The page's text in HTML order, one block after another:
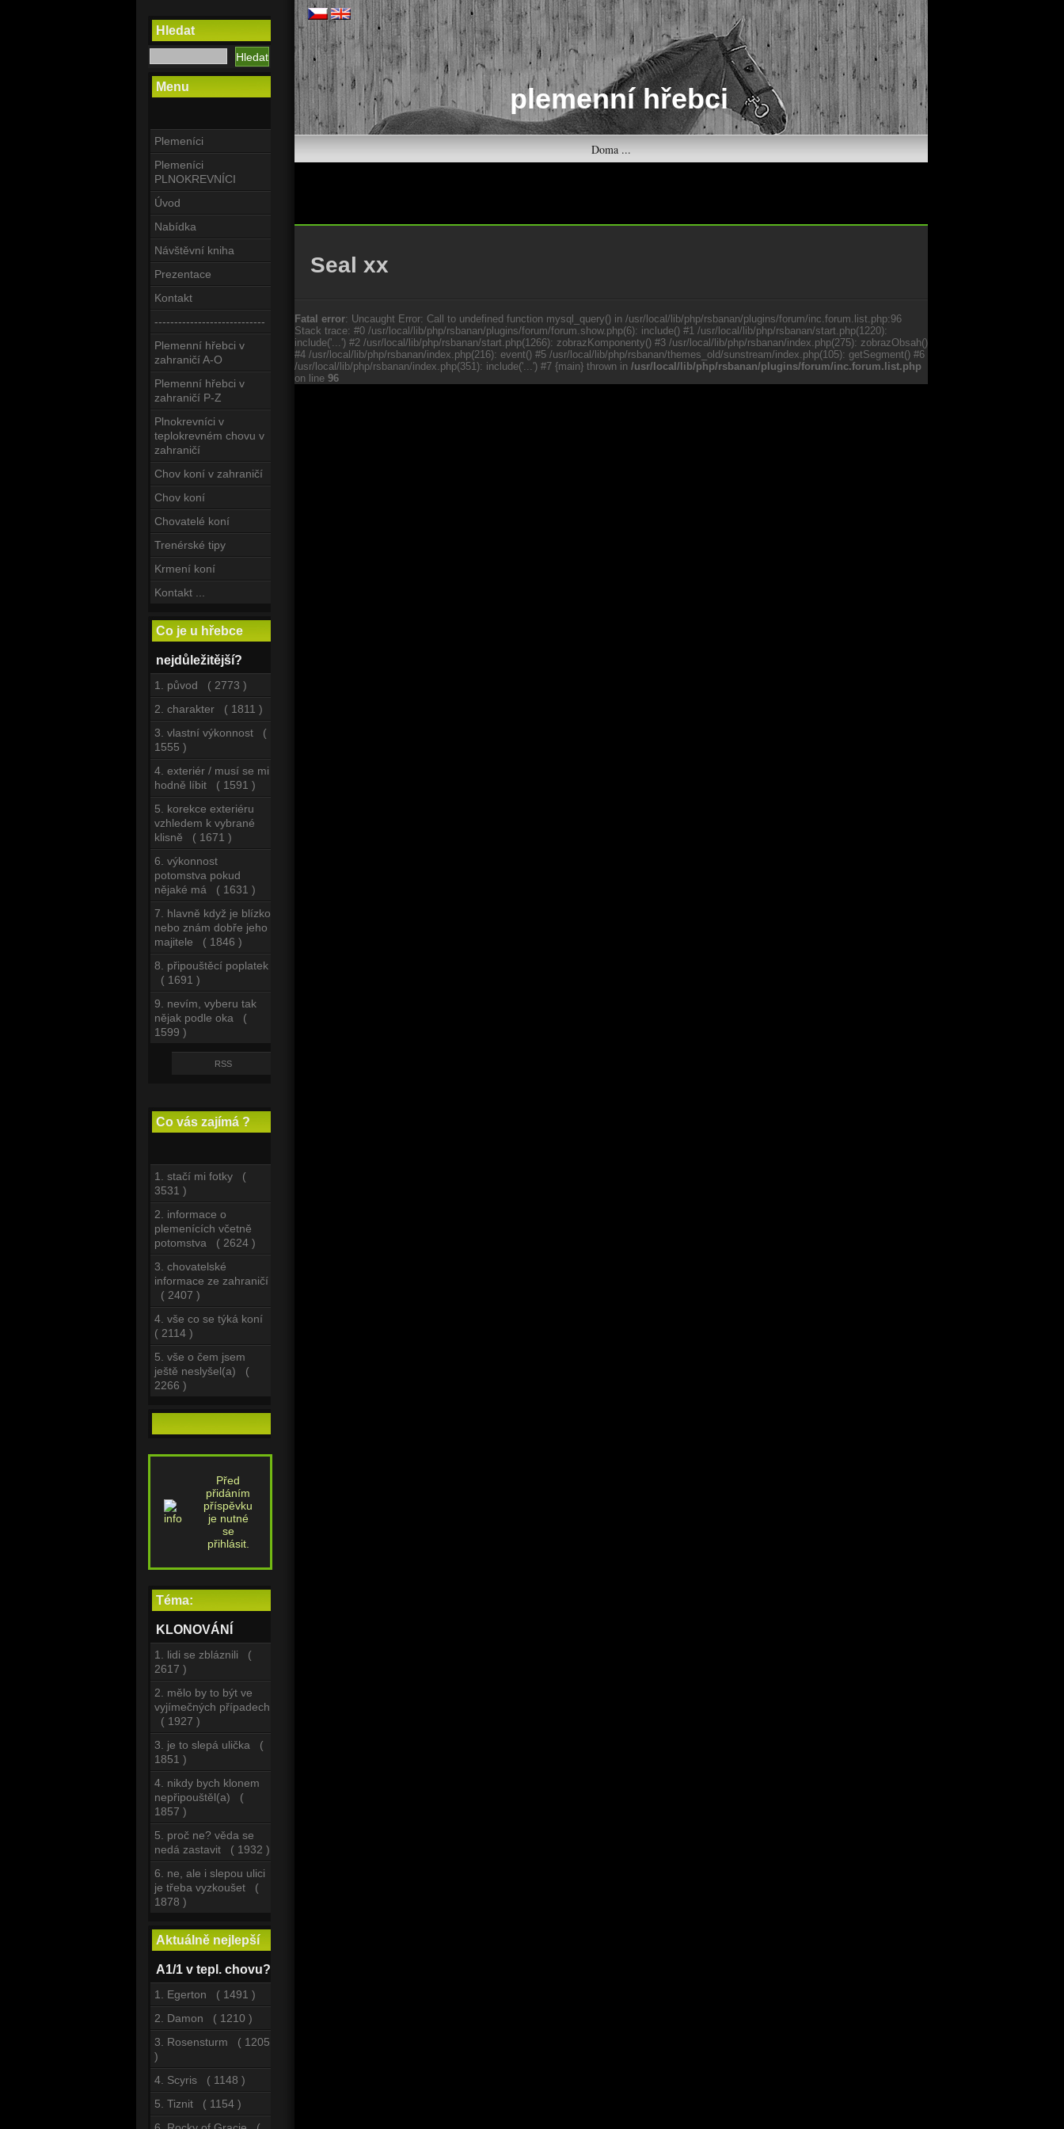
plemenní hřebci
Doma ...
Hledat
Menu
Plemeníci
Plemeníci
PLNOKREVNÍCI
Úvod
Nabídka
Návštěvní kniha
Prezentace
Kontakt
----------------------------
Plemenní hřebci v
zahraničí A-O
Plemenní hřebci v
zahraničí P-Z
Plnokrevníci v
teplokrevném chovu v
zahraničí
Chov koní v zahraničí
Chov koní
Chovatelé koní
Trenérské tipy
Krmení koní
Kontakt ...
Co je u hřebce
nejdůležitější?
1. původ ( 2773 )
2. charakter ( 1811 )
3. vlastní výkonnost (
1555 )
4. exteriér / musí se mi
hodně líbit ( 1591 )
5. korekce exteriéru
vzhledem k vybrané
klisně ( 1671 )
6. výkonnost
potomstva pokud
nějaké má ( 1631 )
7. hlavně když je blízko
nebo znám dobře jeho
majitele ( 1846 )
8. připouštěcí poplatek
( 1691 )
9. nevím, vyberu tak
nějak podle oka (
1599 )
RSS
Co vás zajímá ?
1. stačí mi fotky (
3531 )
2. informace o
plemenících včetně
potomstva ( 2624 )
3. chovatelské
informace ze zahraničí
( 2407 )
4. vše co se týká koní
( 2114 )
5. vše o čem jsem
ještě neslyšel(a) (
2266 )
Před
přidáním
příspěvku
je nutné
se
přihlásit.
Téma:
KLONOVÁNÍ
1. lidi se zbláznili (
2617 )
2. mělo by to být ve
vyjímečných případech
( 1927 )
3. je to slepá ulička (
1851 )
4. nikdy bych klonem
nepřipouštěl(a) (
1857 )
5. proč ne? věda se
nedá zastavit ( 1932 )
6. ne, ale i slepou ulici
je třeba vyzkoušet (
1878 )
Aktuálně nejlepší
A1/1 v tepl. chovu?
1. Egerton ( 1491 )
2. Damon ( 1210 )
3. Rosensturm ( 1205
)
4. Scyris ( 1148 )
5. Tiznit ( 1154 )
Seal xx
Fatal error: Uncaught Error: Call to undefined function mysql_query() in /usr/local/lib/php/rsbanan/plugins/forum/inc.forum.list.php:96
Stack trace: #0 /usr/local/lib/php/rsbanan/plugins/forum/forum.show.php(6): include() #1 /usr/local/lib/php/rsbanan/start.php(1220):
include('...') #2 /usr/local/lib/php/rsbanan/start.php(1266): zobrazKomponenty() #3 /usr/local/lib/php/rsbanan/index.php(275): zobrazObsah()
#4 /usr/local/lib/php/rsbanan/index.php(216): event() #5 /usr/local/lib/php/rsbanan/themes_old/sunstream/index.php(105): getSegment() #6
/usr/local/lib/php/rsbanan/index.php(351): include('...') #7 {main} thrown in /usr/local/lib/php/rsbanan/plugins/forum/inc.forum.list.php
on line 96